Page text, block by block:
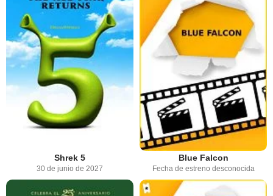
Shrek 5
30 de junio de 2027
Blue Falcon
Fecha de estreno desconocida